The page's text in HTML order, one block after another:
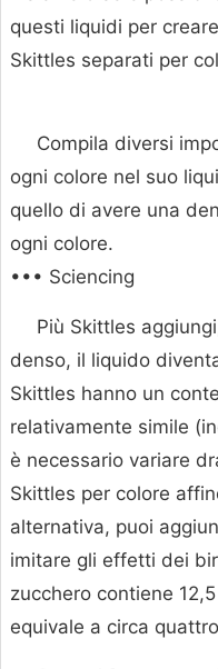
questi liquidi per
Skittles separati per
Compila diversi
ogni colore nel suo
quello di avere una
ogni colore.
••• Sciencing
Più Skittles
denso, il liquido
Skittles hanno un
relativamente simile
è necessario variare
Skittles per colore
alternativa, puoi
imitare gli effetti dei
zucchero contiene
equivale a circa